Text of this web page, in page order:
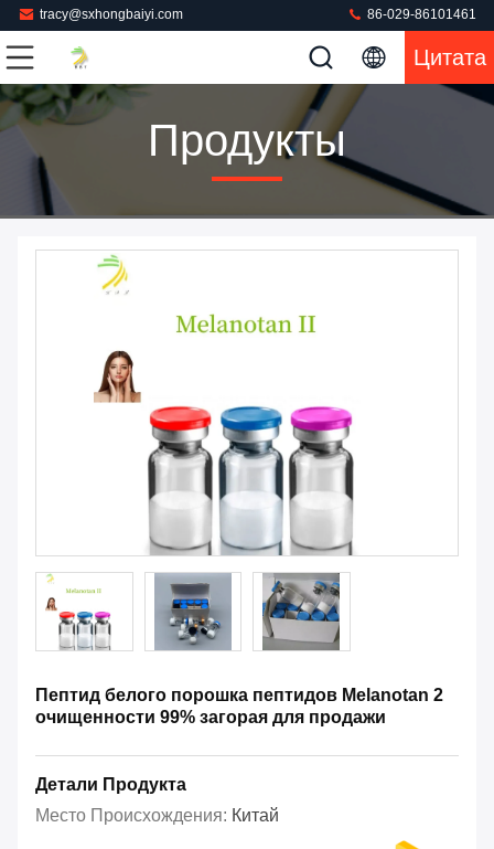
tracy@sxhongbaiyi.com 86-029-86101461
Цитата
Продукты
Пептид белого порошка пептидов Melanotan 2
очищенности 99% загорая для продажи
Детали Продукта
Место Происхождения: Китай